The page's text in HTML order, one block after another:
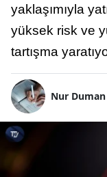
yaklaşımıyla
yüksek risk ve
tartışma
Nur Duman